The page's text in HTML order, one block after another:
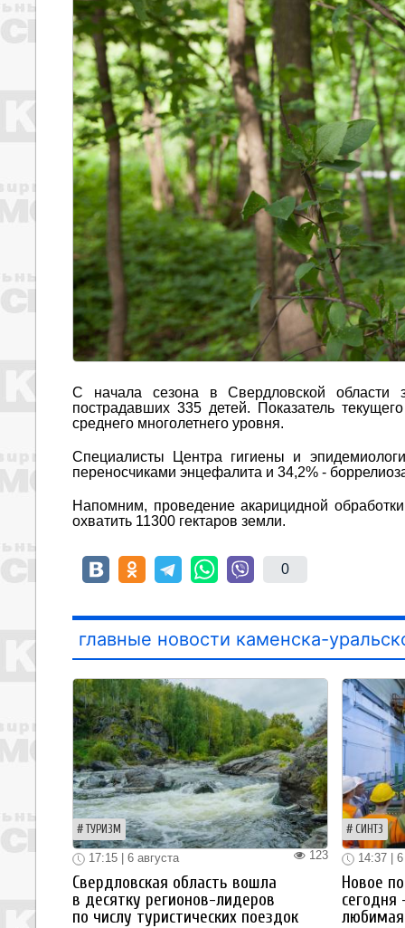
С начала сезона в Свердловской области
пострадавших 335 детей. Показатель
среднего многолетнего уровня.
Специалисты Центра гигиены и
переносчиками энцефалита и 34,2% -
Напомним, проведение акарицидной
охватить 11300 гектаров земли.
0
главные новости каменска-
ТУРИЗМ
123
17:15 | 6 августа
Свердловская область вошла
в десятку регионов-лидеров
по числу туристических поездок
СИНТЗ
14:37 | 6
Новое
сегодня